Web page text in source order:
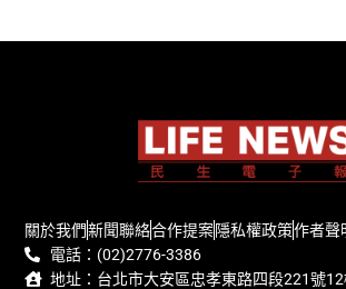
關於我們新聞聯絡合作提案隱私權政策作者聲
電話：(02)2776-3386
地址：台北市大安區忠孝東路四段221號